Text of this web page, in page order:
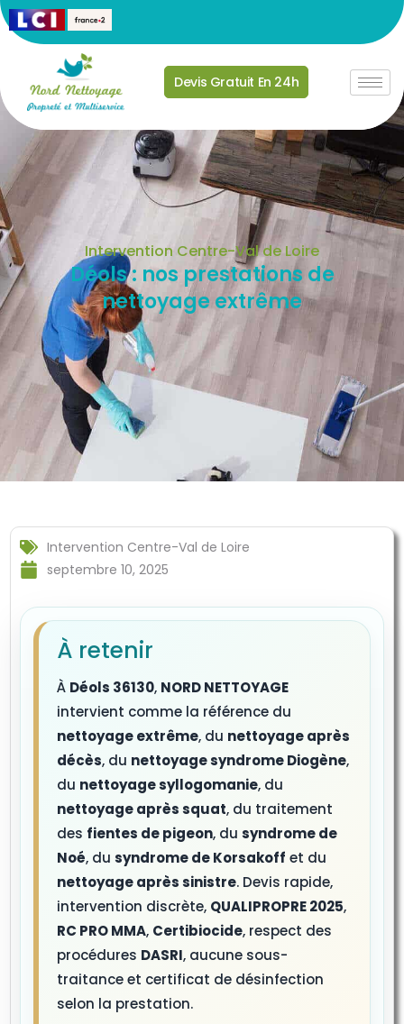
Devis Gratuit En 24h
Intervention Centre-Val de Loire
Déols : nos prestations de
nettoyage extrême
Intervention Centre-Val de Loire
septembre 10, 2025
À retenir
À Déols 36130, NORD NETTOYAGE
intervient comme la référence du
nettoyage extrême, du nettoyage après
décès, du nettoyage syndrome Diogène,
du nettoyage syllogomanie, du
nettoyage après squat, du traitement
des fientes de pigeon, dusyndrome de
Noé, dusyndrome de Korsakoff et du
nettoyage après sinistre. Devis rapide,
intervention discrète, QUALIPROPRE 2025,
RC PRO MMA, Certibiocide, respect des
procédures DASRI, aucune sous-
traitance et certificat de désinfection
selon la prestation.